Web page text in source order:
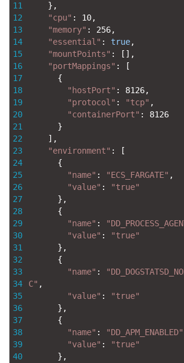
11
12
13
14
15
16
17
18
19
20
21
22
23
24
25
26
27
28
29
30
31
32
33
34
35
36
37
38
39
40
} ,
"cpu" : 10,
"memory" : 256,
"essential" : true,
"mountPoints" : [ ] ,
"portMappings" :
[
{
"hostPort" : 8126,
"protocol" : "tcp" ,
"containerPort" :
8126
}
] ,
"environment" :
[
{
"name" : "ECS_FARGATE" ,
"value" :
"true"
} ,
{
"name" :
"value" :
"true"
} ,
{
"name" :
C" ,
"value" :
"true"
} ,
{
"name" : "DD_APM_ENABLED"
"value" :
"true"
} ,